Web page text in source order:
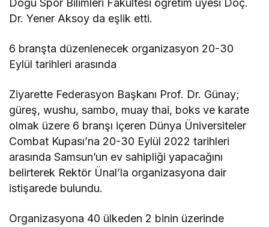
Doğu Spor Bilimleri Fakültesi öğretim üyesi Doç.
Dr. Yener Aksoy da eşlik etti.
6 branşta düzenlenecek organizasyon 20-30
Eylül tarihleri arasında
Ziyarette Federasyon Başkanı Prof. Dr. Günay;
güreş, wushu, sambo, muay thai, boks ve karate
olmak üzere 6 branşı içeren Dünya Üniversiteler
Combat Kupası’na 20-30 Eylül 2022 tarihleri
arasında Samsun’un ev sahipliği yapacağını
belirterek Rektör Ünal’la organizasyona dair
istişarede bulundu.
Organizasyona 40 ülkeden 2 binin üzerinde